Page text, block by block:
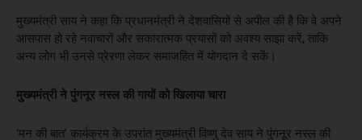
मुख्यमंत्री साय ने कहा कि प्रधानमंत्री ने देशवासियों से अपील की है कि वे अपने
आसपास हो रहे नवाचारों और सकारात्मक प्रयासों को अवश्य साझा करें, ताकि
अन्य लोग भी उनसे प्रेरणा लेकर समाजहित में योगदान दे सकें।
मुख्यमंत्री ने पुंगनूर नस्ल की गायों को खिलाया चारा
‘मन की बात’ कार्यक्रम के उपरांत मुख्यमंत्री विष्णु देव साय ने पुंगनूर नस्ल की